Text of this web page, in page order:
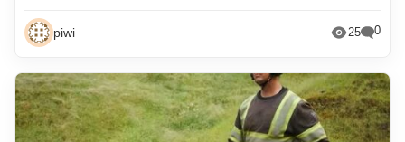
piwi 25 0